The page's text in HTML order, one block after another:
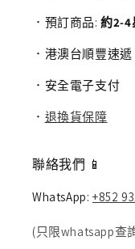
．預訂商品:約2-4
．港澳台順豐速遞
．安全電子支付
． 退換貨保障
聯絡我們 📱
WhatsApp: +852
(只限whatsapp查